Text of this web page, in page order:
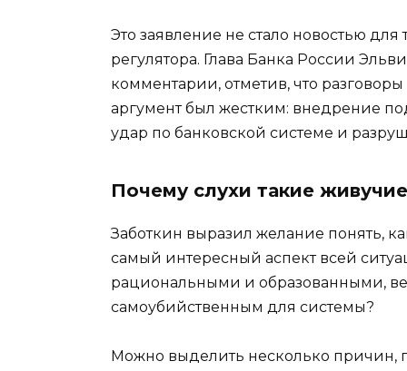
Это заявление не стало новостью
регулятора. Глава Банка России
комментарии, отметив, что
аргумент был жестким: внедрение
удар по банковской системе и
Почему слухи такие живучие
Заботкин выразил желание понять,
самый интересный аспект всей
рациональными и образованными,
самоубийственным для системы?
Можно выделить несколько причин,